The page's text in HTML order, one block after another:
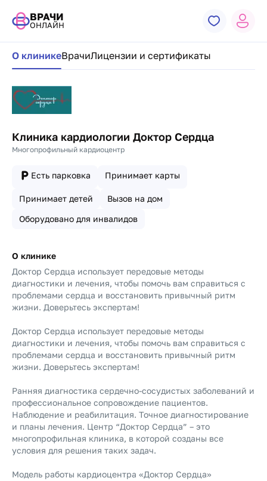
ВРАЧИ
ОНЛАЙН
Навигация по странице клиники
О клиникеВрачиЛицензии и сертификаты
Клиника кардиологии Доктор Сердца
Многопрофильный кардиоцентр
Есть парковка Принимает карты
Принимает детей
Вызов на дом
Оборудовано для инвалидов
О клинике
Доктор Сердца использует передовые методы
диагностики и лечения, чтобы помочь вам справиться с
проблемами сердца и восстановить привычный ритм
жизни. Доверьтесь экспертам!
Доктор Сердца использует передовые методы
диагностики и лечения, чтобы помочь вам справиться с
проблемами сердца и восстановить привычный ритм
жизни. Доверьтесь экспертам!
Ранняя диагностика сердечно-сосудистых заболеваний и
профессиональное сопровождение пациентов.
Наблюдение и реабилитация. Точное диагностирование
и планы лечения. Центр “Доктор Сердца” – это
многопрофильная клиника, в которой созданы все
условия для решения таких задач.
Модель работы кардиоцентра «Доктор Сердца»